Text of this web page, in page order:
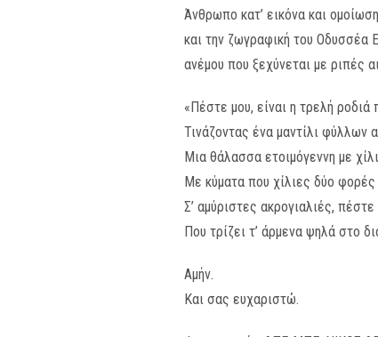
Άνθρωπο κατ’ εικόνα και
και την ζωγραφική του Οδυσσέα
ανέμου που ξεχύνεται με ριπές
«Πέστε μου, είναι η τρελή ροδιά
Τινάζοντας ένα μαντίλι
Μια θάλασσα ετοιμόγεννη με
Με κύματα που χίλιες δύο φορές
Σ’ αμύριστες ακρογιαλιές,
Που τρίζει τ’ άρμενα ψηλά στο
Αμήν.
Και σας ευχαριστώ.